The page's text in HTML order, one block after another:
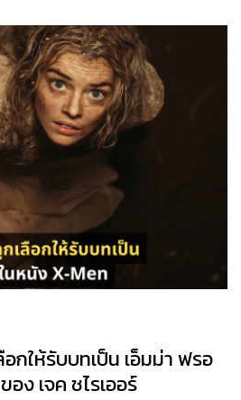
กให้รับบทเป็น เอ็มม่า ฟรอ
ง เจค ชไรเออร์